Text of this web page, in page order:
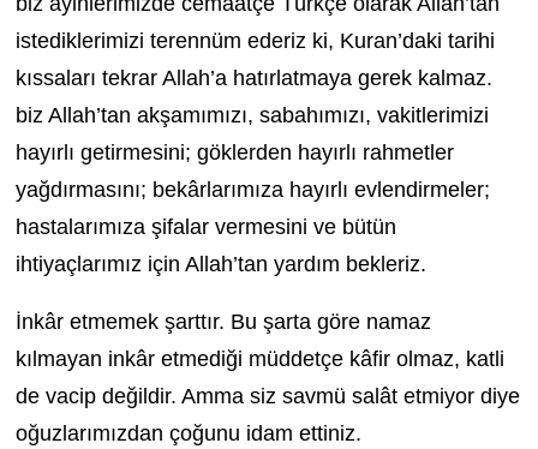
istediklerimizi terennüm ederiz ki, Kuran’daki tarihi
kıssaları tekrar Allah’a hatırlatmaya gerek kalmaz.
biz Allah’tan akşamımızı, sabahımızı, vakitlerimizi
hayırlı getirmesini; göklerden hayırlı rahmetler
yağdırmasını; bekârlarımıza hayırlı evlendirmeler;
hastalarımıza şifalar vermesini ve bütün
ihtiyaçlarımız için Allah’tan yardım bekleriz.
İnkâr etmemek şarttır. Bu şarta göre namaz
kılmayan inkâr etmediği müddetçe kâfir olmaz, katli
de vacip değildir. Amma siz savmü salât etmiyor diye
oğuzlarımızdan çoğunu idam ettiniz.